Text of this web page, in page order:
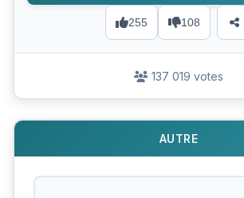
255 108
137 019 votes
AUTRE